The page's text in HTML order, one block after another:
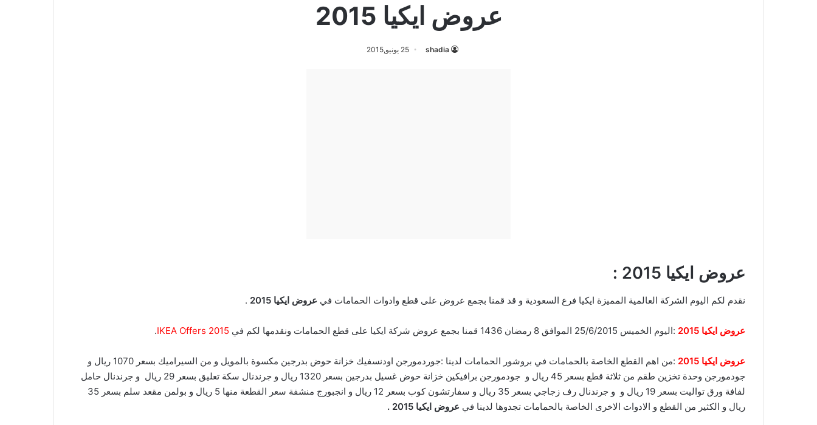
عروض ايكيا 2015
shadia 25 يونيو,2015
عروض ايكيا 2015 :
نقدم لكم اليوم الشركة العالمية المميزة ايكيا فرع السعودية و قد قمنا بجمع عروض على قطع وادوات الحمامات في عروض ايكيا 2015 .
عروض ايكيا 2015 :اليوم الخميس 25/6/2015 الموافق 8 رمضان 1436 قمنا بجمع عروض شركة ايكيا على قطع الحمامات ونقدمها لكم في 2015 IKEA Offers
.
عروض ايكيا 2015
:من اهم القطع الخاصة بالحمامات في بروشور الحمامات لدينا :جوردمورجن اودنسفيك خزانة حوض بدرجين مكسوة بالمويل و من السيراميك بسعر 1070 ريال و
جودمورجن وحدة تخزين طقم من ثلاثة قطع بسعر 45 ريال و جودمورجن برافيكين خزانة حوض غسيل بدرجين بسعر 1320 ريال و جرندنال سكة تعليق بسعر 29 ريال و جرندنال حامل
لفافة ورق تواليت بسعر 19 ريال و و جرندنال رف زجاجي بسعر 35 ريال و سفارتشون كوب بسعر 12 ريال و انجبورج منشفة سعر القطعة منها 5 ريال و بولمن مقعد سلم بسعر 35
ريال و الكثير من القطع و الادوات الاخرى الخاصة بالحمامات تجدوها لدينا في عروض ايكيا 2015 .